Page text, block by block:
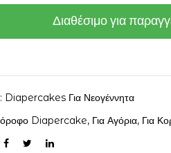
Διαθέσιμο για
Diapercakes Για Νεογέννητα
Diapercake, Για Αγόρια, Για